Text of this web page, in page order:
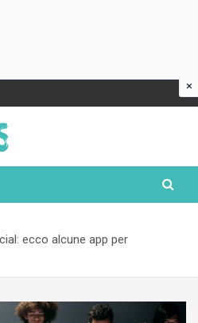
ecco alcune app per
×